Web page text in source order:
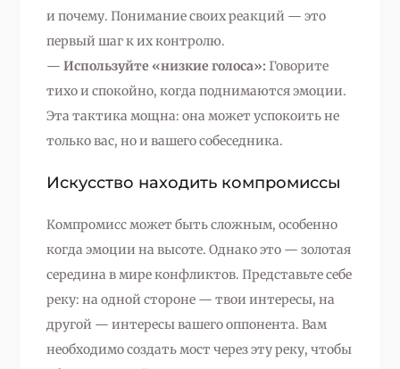
и почему. Понимание своих реакций — это
первый шаг к их контролю.
— Используйте «низкие голоса»: Говорите
тихо и спокойно, когда поднимаются эмоции.
Эта тактика мощна: она может успокоить не
только вас, но и вашего собеседника.
Искусство находить компромиссы
Компромисс может быть сложным, особенно
когда эмоции на высоте. Однако это — золотая
середина в мире конфликтов. Представьте себе
реку: на одной стороне — твои интересы, на
другой — интересы вашего оппонента. Вам
необходимо создать мост через эту реку, чтобы